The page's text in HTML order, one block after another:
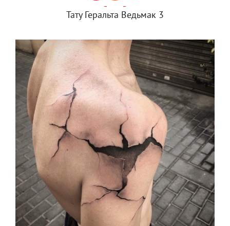
Тату Геральта Ведьмак 3